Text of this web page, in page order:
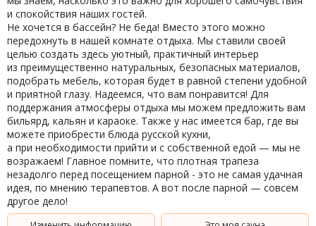
и спокойствия наших гостей.
Не хочется в бассейн? Не беда! Вместо этого можно
передохнуть в нашей комнате отдыха. Мы ставили своей
целью создать здесь уютный, практичный интерьер
из преимущественно натуральных, безопасных материалов,
подобрать мебель, которая будет в равной степени удобной
и приятной глазу. Надеемся, что вам понравится! Для
поддержания атмосферы отдыха мы можем предложить вам
бильярд, кальян и караоке. Также у нас имеется бар, где вы
можете приобрести блюда русской кухни,
а при необходимости прийти и с собственной едой — мы не
возражаем! Главное помните, что плотная трапеза
незадолго перед посещением парной - это не самая удачная
идея, по мнению терапевтов. А вот после парной — совсем
другое дело!